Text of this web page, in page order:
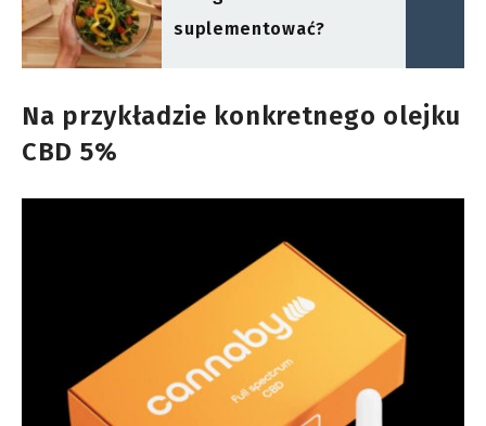
suplementować?
Na przykładzie konkretnego olejku
CBD 5%